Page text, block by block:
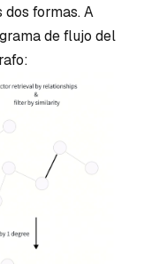
formas. A
de flujo del